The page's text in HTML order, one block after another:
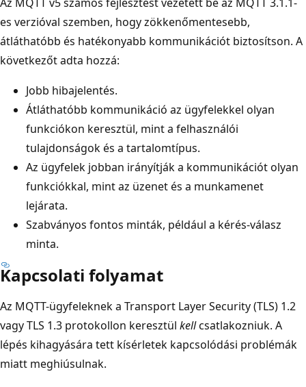
es verzióval szemben, hogy zökkenőmentesebb,
átláthatóbb és hatékonyabb kommunikációt biztosítson. A
következőt adta hozzá:
Jobb hibajelentés.
Átláthatóbb kommunikáció az ügyfelekkel olyan
funkciókon keresztül, mint a felhasználói
tulajdonságok és a tartalomtípus.
Az ügyfelek jobban irányítják a kommunikációt olyan
funkciókkal, mint az üzenet és a munkamenet
lejárata.
Szabványos fontos minták, például a kérés-válasz
minta.
Kapcsolati folyamat
Az MQTT-ügyfeleknek a Transport Layer Security (TLS) 1.2
vagy TLS 1.3 protokollon keresztül kellcsatlakozniuk. A
lépés kihagyására tett kísérletek kapcsolódási problémák
miatt meghiúsulnak.